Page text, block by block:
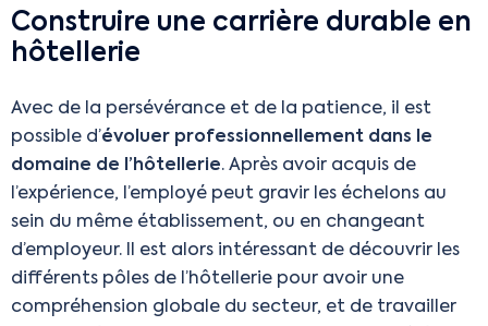
Construire une carrière durable en
hôtellerie
Avec de la persévérance et de la patience, il est
possible d’évoluer professionnellement dans le
domaine de l’hôtellerie. Après avoir acquis de
l’expérience, l’employé peut gravir les échelons au
sein du même établissement, ou en changeant
d’employeur. Il est alors intéressant de découvrir les
différents pôles de l’hôtellerie pour avoir une
compréhension globale du secteur, et de travailler